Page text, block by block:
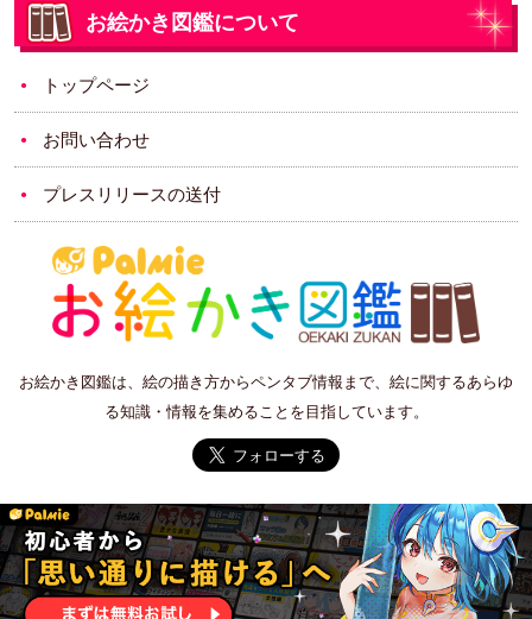
お絵かき図鑑について
トップページ
お問い合わせ
プレスリリースの送付
お絵かき図鑑は、絵の描き方からペンタブ情報まで、絵に関するあらゆ
る知識・情報を集めることを目指しています。